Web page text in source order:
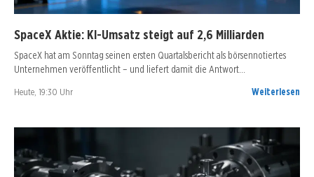
SpaceX Aktie: KI-Umsatz steigt auf 2,6 Milliarden
SpaceX hat am Sonntag seinen ersten Quartalsbericht als börsennotiertes
Unternehmen veröffentlicht – und liefert damit die Antwort…
Heute, 19:30 Uhr Weiterlesen